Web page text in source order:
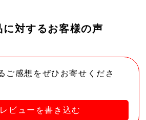
に対するお客様の声
ご感想をぜひお寄せくださ
ビューを書き込む